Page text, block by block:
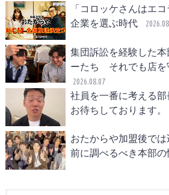
「コロッケさんはエ
企業を選ぶ時代
集団訴訟を経験した
ーたち それでも店を
2026.08.07
社員を一番に考える
お待ちしております。
おたからや加盟後で
前に調べるべき本部の